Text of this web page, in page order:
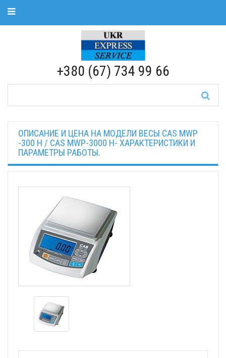
Toggle Navigation
+380 (67) 734 99 66
ОПИСАНИЕ И ЦЕНА НА МОДЕЛИ ВЕСЫ CAS MWP
-300 H / CAS MWP-3000 H- ХАРАКТЕРИСТИКИ И
ПАРАМЕТРЫ РАБОТЫ.